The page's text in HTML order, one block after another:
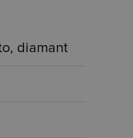
diamant